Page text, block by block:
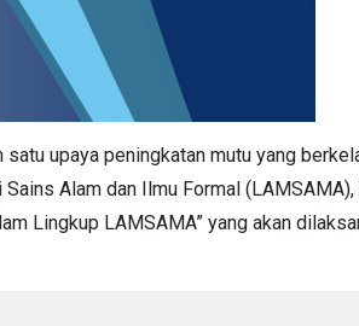
upaya peningkatan mutu yang
Alam dan Ilmu Formal (LAMSAMA),
Lingkup LAMSAMA” yang akan